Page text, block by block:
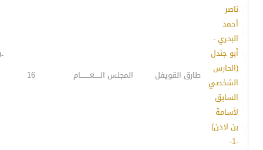
ناصر
أحمد
البحري -
أبو جندل
(الحارس
الشخصي
السابق
لأسامة
بن لادن)
-1-
طارق القويفل المجلس الـــــعــــــــام 16